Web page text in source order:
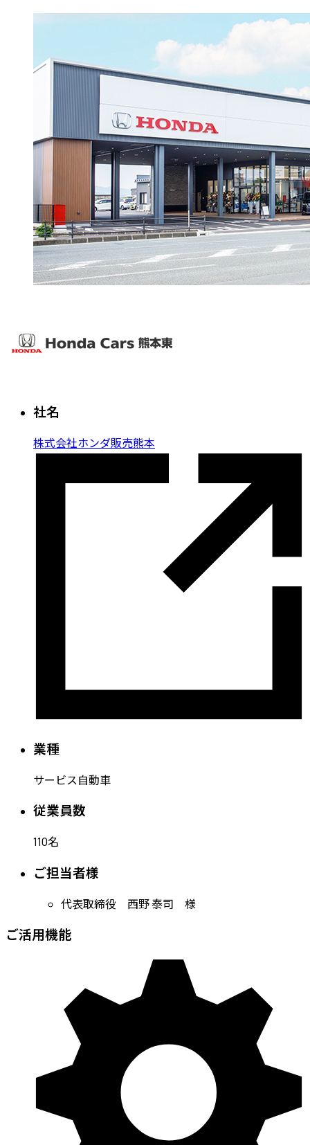
社名
株式会社ホンダ販売熊本
業種
サービス自動車
従業員数
110名
ご担当者様
代表取締役 西野 泰司 様
ご活用機能